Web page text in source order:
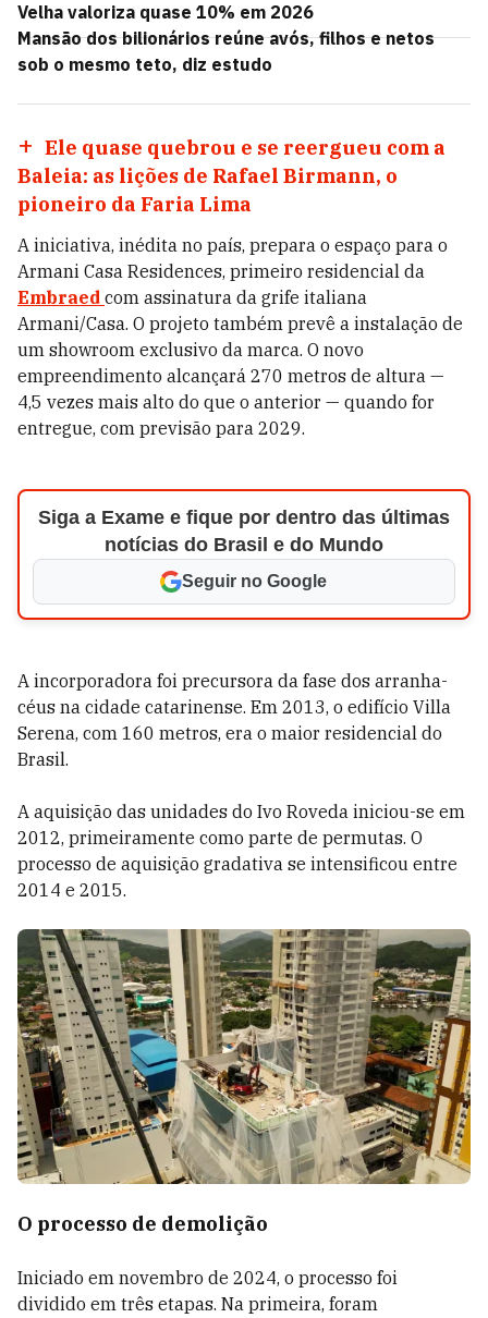
Velha valoriza quase 10% em 2026
Mansão dos bilionários reúne avós, filhos e netos
sob o mesmo teto, diz estudo
Ele quase quebrou e se reergueu com a
Baleia: as lições de Rafael Birmann, o
pioneiro da Faria Lima
A iniciativa, inédita no país, prepara o espaço para o
Armani Casa Residences, primeiro residencial da
Embraed com assinatura da grife italiana
Armani/Casa. O projeto também prevê a instalação de
um showroom exclusivo da marca. O novo
empreendimento alcançará 270 metros de altura —
4,5 vezes mais alto do que o anterior — quando for
entregue, com previsão para 2029.
Siga a Exame e fique por dentro das últimas
notícias do Brasil e do Mundo
Seguir no Google
A incorporadora foi precursora da fase dos arranha-
céus na cidade catarinense. Em 2013, o edifício Villa
Serena, com 160 metros, era o maior residencial do
Brasil.
A aquisição das unidades do Ivo Roveda iniciou-se em
2012, primeiramente como parte de permutas. O
processo de aquisição gradativa se intensificou entre
2014 e 2015.
O processo de demolição
Iniciado em novembro de 2024, o processo foi
dividido em três etapas. Na primeira, foram